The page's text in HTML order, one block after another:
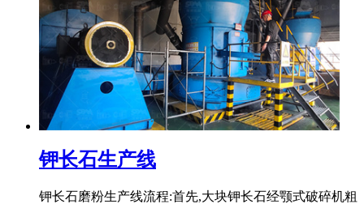
钾长石生产线
钾长石磨粉生产线流程:首先,大块钾长石经颚式破碎机粗